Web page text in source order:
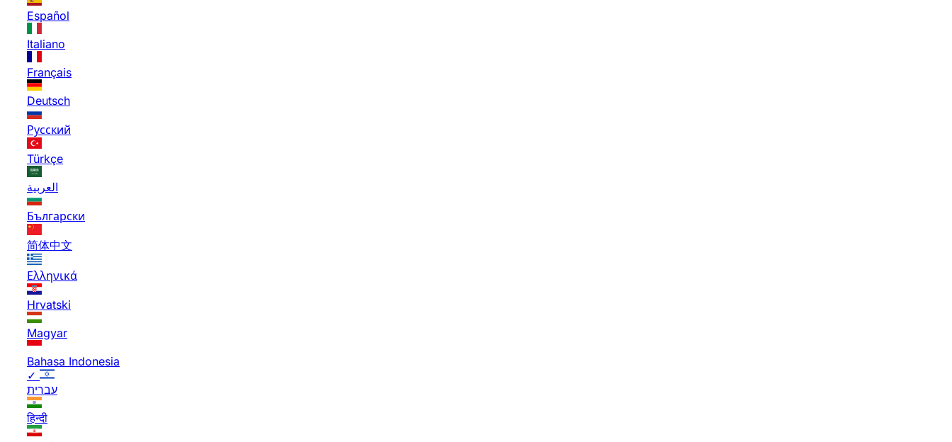
Español
Italiano
Français
Deutsch
Русский
Türkçe
العربية
Български
简体中文
Ελληνικά
Hrvatski
Magyar
Bahasa Indonesia
✓
עברית
हिन्दी